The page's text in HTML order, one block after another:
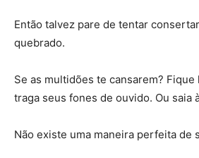
Então talvez pare de tentar
quebrado.
Se as multidões te cansarem? Fique
traga seus fones de ouvido. Ou saia
Não existe uma maneira perfeita de